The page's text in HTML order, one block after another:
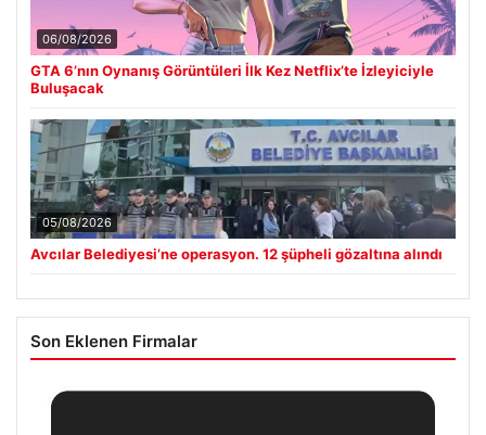
06/08/2026
GTA 6’nın Oynanış Görüntüleri İlk Kez Netflix’te İzleyiciyle
Buluşacak
05/08/2026
Avcılar Belediyesi’ne operasyon. 12 şüpheli gözaltına alındı
Son Eklenen Firmalar